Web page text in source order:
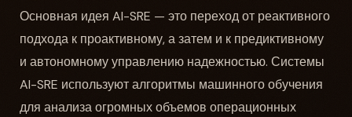
Основная идея AI-SRE — это переход от реактивного
подхода к проактивному, а затем и к предиктивному
и автономному управлению надежностью. Системы
AI-SRE используют алгоритмы машинного обучения
для анализа огромных объемов операционных